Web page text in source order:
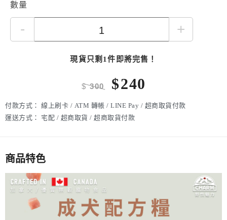
數量
- +
現貨只剩1件即將完售！
$300 $240
付款方式： 線上刷卡 / ATM 轉帳 / LINE Pay / 超商取貨付款
運送方式：
宅配 / 超商取貨 / 超商取貨付款
商品特色